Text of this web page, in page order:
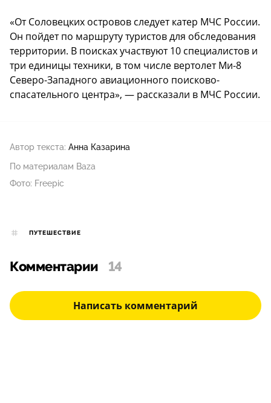
«От Соловецких островов следует катер МЧС России.
Он пойдет по маршруту туристов для обследования
территории. В поисках участвуют 10 специалистов и
три единицы техники, в том числе вертолет Ми-8
Северо-Западного авиационного поисково-
спасательного центра», — рассказали в МЧС России.
Автор текста: Анна Казарина
По материалам Baza
Фото: Freepic
ПУТЕШЕСТВИЕ
Комментарии 14
Написать комментарий